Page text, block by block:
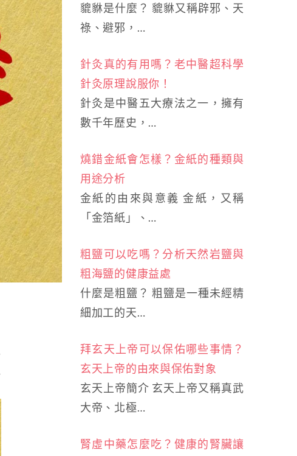
貔貅是什麼？ 貔貅又稱辟邪、天
祿、避邪，…
針灸真的有用嗎？老中醫超科學
針灸原理說服你！
針灸是中醫五大療法之一，擁有
數千年歷史，…
燒錯金紙會怎樣？金紙的種類與
用途分析
金紙的由來與意義 金紙，又稱
「金箔紙」、…
粗鹽可以吃嗎？分析天然岩鹽與
粗海鹽的健康益處
什麼是粗鹽？ 粗鹽是一種未經精
細加工的天…
拜玄天上帝可以保佑哪些事情？
玄天上帝的由來與保佑對象
玄天上帝簡介 玄天上帝又稱真武
大帝、北極…
腎虛中藥怎麼吃？健康的腎臟讓